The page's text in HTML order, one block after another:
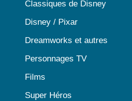
Classiques de Disney
Disney / Pixar
Dreamworks et autres
Personnages TV
Films
Super Héros